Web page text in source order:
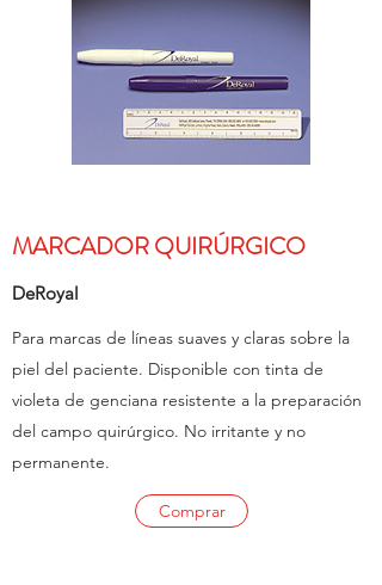
MARCADOR QUIRÚRGICO
DeRoyal
Para marcas de líneas suaves y claras sobre la
piel del paciente. Disponible con tinta de
violeta de genciana resistente a la preparación
del campo quirúrgico. No irritante y no
permanente.
Comprar